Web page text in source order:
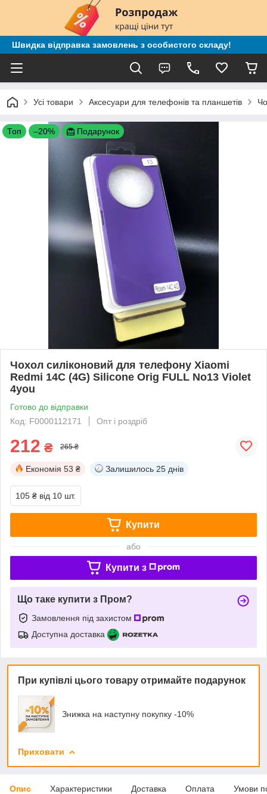
Швидка відправка замовлень з особистого складу!
Усі товари Аксесуари для телефонів та планшетів
Топ –20% Подарунок
Чохол силіконовий для телефону Xiaomi
Redmi 14C (4G) Silicone Orig FULL No13 Violet
4you
Готово до відправки
Код: F0000112171
Опт і роздріб
212 ₴ 265 ₴
Економія 53 ₴ Залишилось 25 днів
105 ₴ від 10 шт.
Купити
або
Купити з
Що таке купити з Пром?
Замовлення під захистом
Доступна доставка
При купівлі цього товару отримайте подарунок
Знижка на наступну покупку -10%
Приховати
Опис Характеристики Доставка Оплата Умови